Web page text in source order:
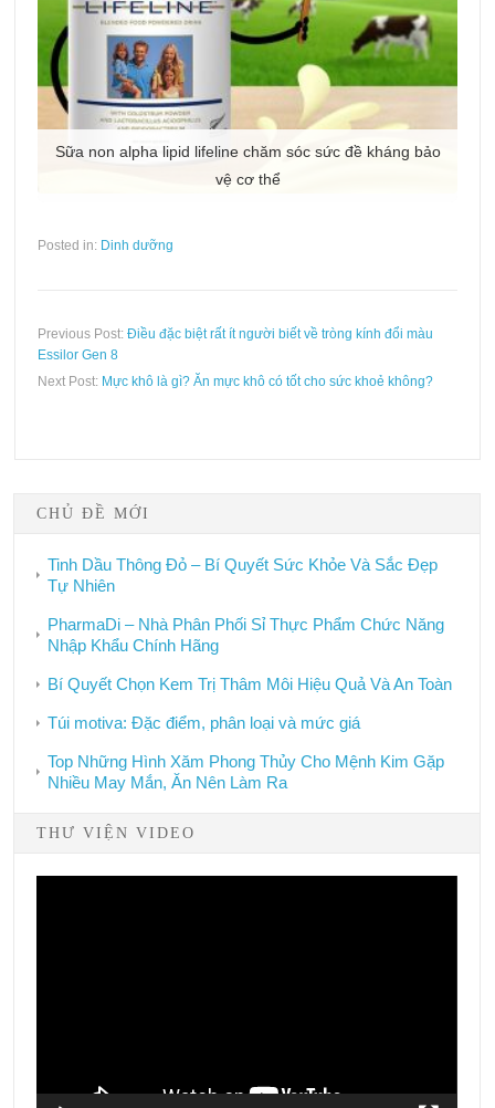
Sữa non alpha lipid lifeline chăm sóc sức đề kháng bảo
vệ cơ thể
Posted in: Dinh dưỡng
Previous Post:Điều đặc biệt rất ít người biết về tròng kính đổi màu
Essilor Gen 8
Next Post: Mực khô là gì? Ăn mực khô có tốt cho sức khoẻ không?
CHỦ ĐỀ MỚI
Tinh Dầu Thông Đỏ – Bí Quyết Sức Khỏe Và Sắc Đẹp
Tự Nhiên
PharmaDi – Nhà Phân Phối Sỉ Thực Phẩm Chức Năng
Nhập Khẩu Chính Hãng
Bí Quyết Chọn Kem Trị Thâm Môi Hiệu Quả Và An Toàn
Túi motiva: Đặc điểm, phân loại và mức giá
Top Những Hình Xăm Phong Thủy Cho Mệnh Kim Gặp
Nhiều May Mắn, Ăn Nên Làm Ra
THƯ VIỆN VIDEO